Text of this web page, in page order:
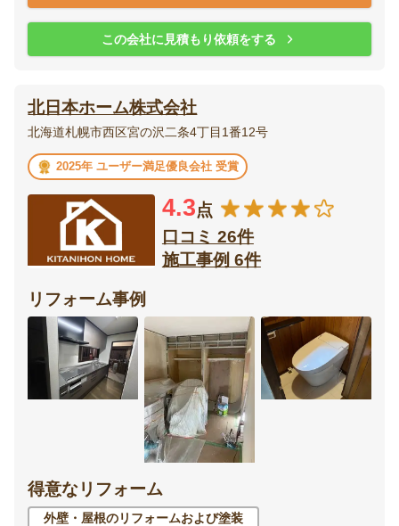
この会社に見積もり依頼をする
北日本ホーム株式会社
北海道札幌市西区宮の沢二条4丁目1番12号
2025年 ユーザー満足優良会社 受賞
4.3点
口コミ 26件
施工事例 6件
リフォーム事例
得意なリフォーム
外壁・屋根のリフォームおよび塗装